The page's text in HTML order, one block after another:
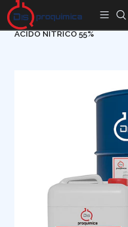
Inicio
ACIDO NÍTRICO 55%